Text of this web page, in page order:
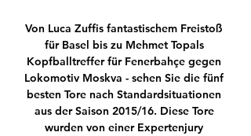
Von Luca Zuffis fantastischem Freistoß
für Basel bis zu Mehmet Topals
Kopfballtreffer für Fenerbahçe gegen
Lokomotiv Moskva - sehen Sie die fünf
besten Tore nach Standardsituationen
aus der Saison 2015/16. Diese Tore
wurden von einer Expertenjury